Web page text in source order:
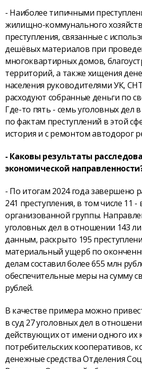
- Наиболее типичными
жилищно-коммунального
преступления, связанные с
дешёвых материалов при
многоквартирных домов,
территорий, а также хищения
населения руководителями УК,
расходуют собранные деньги по
Где-то пять - семь уголовных дел
по фактам преступлений в этой
история и с ремонтом автодорог
- Каковы результаты
экономической
- По итогам 2024 года завершено
241 преступления, в том числе 11 -
организованной группы.
уголовных дел в отношении 143
данным, раскрыто 195
материальный ущерб по
делам составил более 655 млн
обеспечительные меры на сумму
рублей.
В качестве примера можно
в суд 27 уголовных дел в
действующих от имени одного их
потребительских кооперативов,
денежные средства Отделения